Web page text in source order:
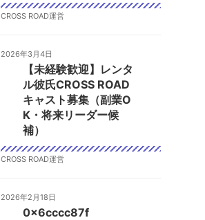
CROSS ROAD運営
2026年3月4日
【未経験歓迎】レンタ
ル彼氏CROSS ROAD
キャスト募集（副業O
K・将来リーダー候
補）
CROSS ROAD運営
2026年2月18日
0x6cccc87f